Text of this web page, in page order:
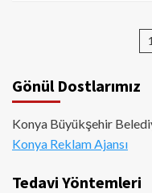
1
Gönül Dostlarımız
Konya Büyükşehir
Konya Reklam Ajansı
Tedavi Yöntemleri